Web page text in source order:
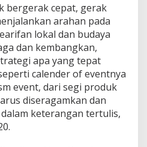
bergerak cepat, gerak
arahan pada
lokal dan budaya
dan kembangkan,
apa yang tepat
calender of eventnya
event, dari segi produk
diseragamkan dan
keterangan tertulis,